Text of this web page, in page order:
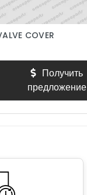
COVER
Получить
предложение